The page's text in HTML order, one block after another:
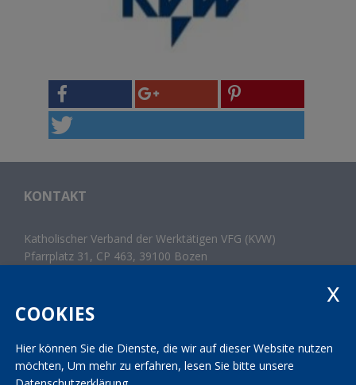
KONTAKT
Katholischer Verband der Werktätigen VFG (KVW)
Pfarrplatz 31, CP 463, 39100 Bozen
landesleitung@kvw.org
Impressum|Datenschutz|Transparenz
Mwst.-Nr. 01163950213 | St.-Nr. 80006160214
COOKIES
Hier können Sie die Dienste, die wir auf dieser Website nutzen
möchten, Um mehr zu erfahren, lesen Sie bitte unsere